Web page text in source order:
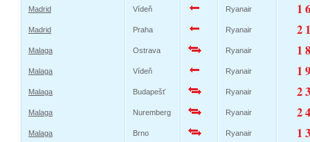
Madrid Vídeň Ryanair 1
Madrid Praha Ryanair 2
Malaga Ostrava Ryanair 1
Malaga Vídeň Ryanair 1
Malaga Budapešť Ryanair 2
Malaga Nuremberg Ryanair 2
Malaga Brno Ryanair 1